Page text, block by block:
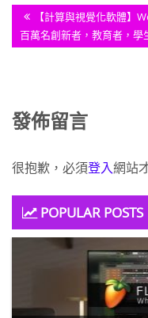
文
章
Previous
Post:
【計算與視覺化軟體】
百萬名創新者，教育者，
發佈留言
很抱歉，必須登入網站
POPULAR POSTS